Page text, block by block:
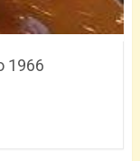
1966